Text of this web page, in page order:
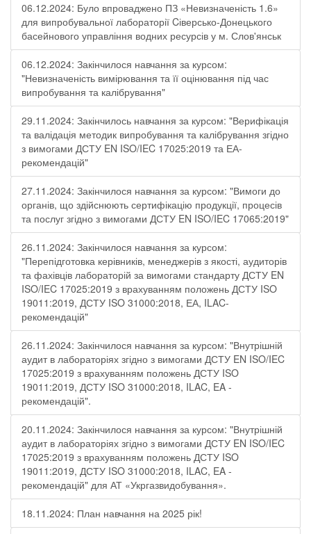
06.12.2024: Було впроваджено ПЗ «Невизначеність 1.6»
для випробувальної лабораторії Cіверсько-Донецького
басейнового управління водних ресурсів у м. Слов'янськ
06.12.2024: Закінчилося навчання за курсом:
"Невизначеність вимірювання та її оцінювання під час
випробування та калібрування"
29.11.2024: Закінчилось навчання за курсом: "Верифікація
та валідація методик випробування та калібрування згідно
з вимогами ДСТУ EN ISO/IEC 17025:2019 та ЕА-
рекомендацій"
27.11.2024: Закінчилося навчання за курсом: "Вимоги до
органів, що здійснюють сертифікацію продукції, процесів
та послуг згідно з вимогами ДСТУ EN ISO/IEC 17065:2019"
26.11.2024: Закінчилося навчання за курсом:
"Перепідготовка керівників, менеджерів з якості, аудиторів
та фахівців лабораторій за вимогами стандарту ДСТУ EN
ISO/IEC 17025:2019 з врахуванням положень ДСТУ ISO
19011:2019, ДСТУ ISO 31000:2018, ЕА, ILAC-
рекомендацій"
26.11.2024: Закінчилося навчання за курсом: "Внутрішній
аудит в лабораторіях згідно з вимогами ДСТУ EN ISO/IEC
17025:2019 з врахуванням положень ДСТУ ISO
19011:2019, ДСТУ ISO 31000:2018, ILAC, EA -
рекомендацій".
20.11.2024: Закінчилося навчання за курсом: "Внутрішній
аудит в лабораторіях згідно з вимогами ДСТУ EN ISO/IEC
17025:2019 з врахуванням положень ДСТУ ISO
19011:2019, ДСТУ ISO 31000:2018, ILAC, EA -
рекомендацій" для АТ «Укргазвидобування».
18.11.2024: План навчання на 2025 рік!